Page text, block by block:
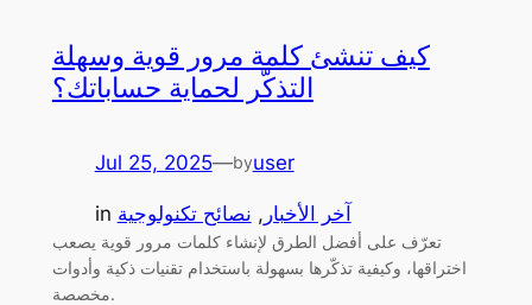
كيف تنشئ كلمة مرور قوية وسهلة
التذكّر لحماية حساباتك؟
Jul 25, 2025—byuser
in آخر الأخبار , نصائح تكنولوجية
تعرّف على أفضل الطرق لإنشاء كلمات مرور قوية يصعب
اختراقها، وكيفية تذكّرها بسهولة باستخدام تقنيات ذكية وأدوات
مخصصة.